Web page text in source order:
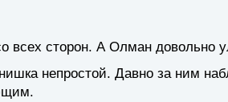
всех сторон. А Олман довольно
непростой. Давно за ним